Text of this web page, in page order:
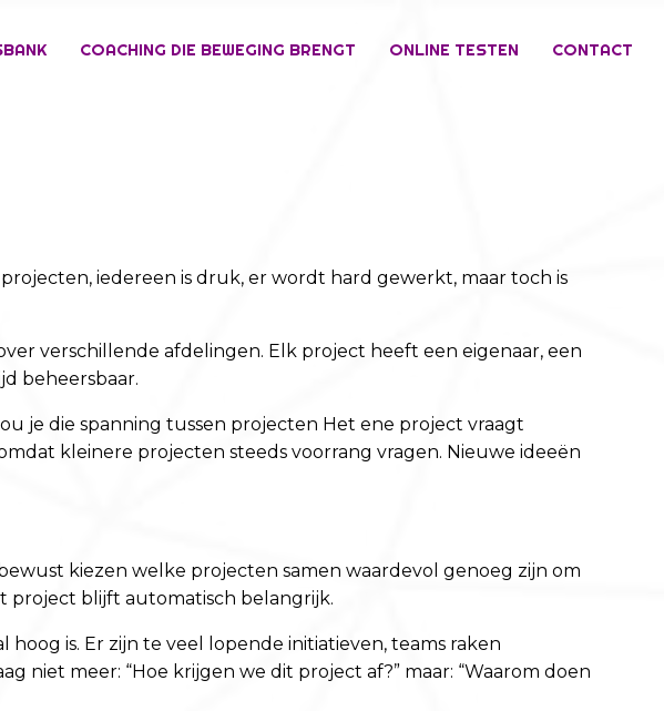
COACHING DIE BEWEGING BRENGT ONLINE TESTEN CONTACT
iedereen is druk, er wordt hard gewerkt, maar toch is
verschillende afdelingen. Elk project heeft een eigenaar, een
beheersbaar.
je die spanning tussen projecten Het ene project vraagt
kleinere projecten steeds voorrang vragen. Nieuwe ideeën
kiezen welke projecten samen waardevol genoeg zijn om
project blijft automatisch belangrijk.
is. Er zijn te veel lopende initiatieven, teams raken
niet meer: “Hoe krijgen we dit project af?” maar: “Waarom doen